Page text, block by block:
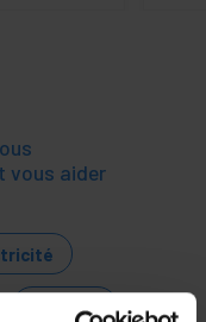
vous aider
courant